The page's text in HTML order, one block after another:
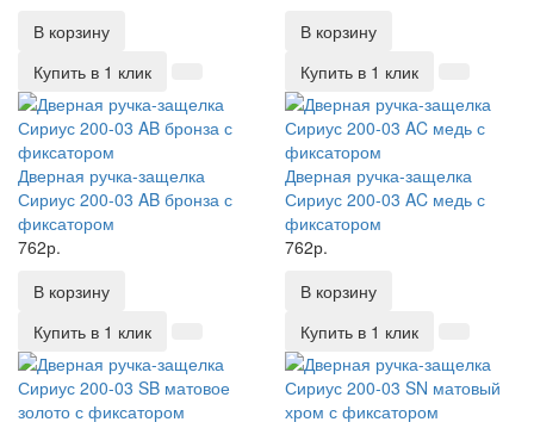
В корзину
Купить в 1 клик
В корзину
Купить в 1 клик
Дверная ручка-защелка
Сириус 200-03 AB бронза с
фиксатором
762р.
В корзину
Купить в 1 клик
Дверная ручка-защелка
Сириус 200-03 AC медь с
фиксатором
762р.
В корзину
Купить в 1 клик